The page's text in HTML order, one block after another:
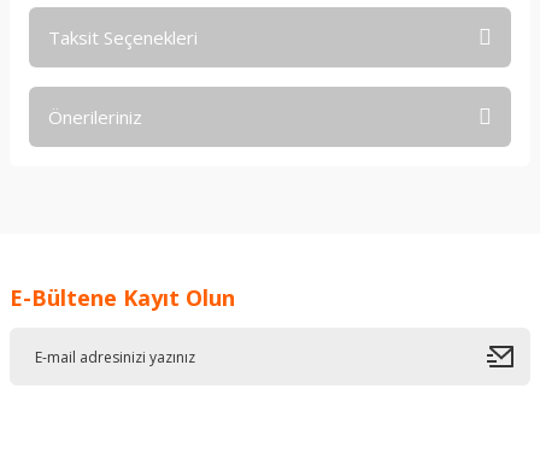
Taksit Seçenekleri
Önerileriniz
Ürün resmi kalitesiz, bozuk veya görüntülenemiyor.
E-Bültene Kayıt Olun